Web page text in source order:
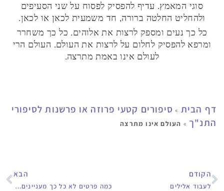
סוגי המאמץ. עדיף להפסיק לפסוח על שני הסעיפים
ולהחליט החלטה ברורה, חד משמעית לכאן או לכאן.
כל כך נעים ומספק לרצות את אלוהים. כל כך משחרר
ומרפא להפסיק לחלום על לרצות את העולם. העולם הרי
לעולם אינו באמת מתרצה.
דף הבית » סיפורים קטעי פרוזה או פרשנות לסיפורי
התנ"ך » העולם אינו מתרצה
הקודם
לעבוד אלילים
הבא
כמה פרטים לא כל כך מעניינים על עצמי